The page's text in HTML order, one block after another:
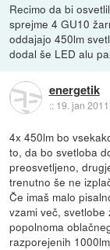
Recimo da bi
sprejme 4 GU10
oddajajo 450lm
dodal še LED alu
energetik
:: 19. jan
4x 450lm bo
to, da bo svetloba
preosvetljeno,
trenutno še ne
Če imaš malo
vzami več,
popolnoma
razporejenih